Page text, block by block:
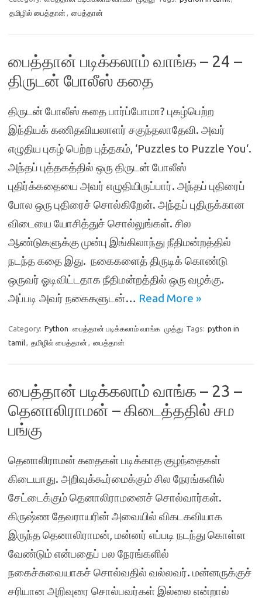
தமிழில் பைத்தான் , பைத்தான்
பைத்தான் படிக்கலாம் வாங்க – 24 –
திருடன் போலீஸ் கதை
திருடன் போலீஸ் கதை பார்ப்போமா? புகழ்பெற்ற
இந்தியக் கணிதவியலாளர் சகுந்தலாதேவி. அவர்
எழுதிய புகழ் பெற்ற புத்தகம், ‘Puzzles to Puzzle You‘.
அந்தப் புத்தகத்தில் ஒரு திருடன் போலீஸ்
புதிர்க்கதையை அவர் எழுதியிருப்பார். அந்தப் புதிரைப்
போல ஒரு புதிரைச் சொல்கிறேன். அந்தப் புதிருக்கான
விடையை யோசித்துச் சொல்லுங்கள். சில
ஆண்டுகளுக்கு முன்பு இங்கிலாந்து நீதிமன்றத்தில்
நடந்த கதை இது. நகைகளைத் திருடிக் கொண்டு
ஒருவர் ஓடிவிட்டதாக நீதிமன்றத்தில் ஒரு வழக்கு.
அப்படி அவர் நகைகளுடன்… Read More »
Category: Python பைத்தான் படிக்கலாம் வாங்க முத்து Tags: python in
tamil, தமிழில் பைத்தான் , பைத்தான்
பைத்தான் படிக்கலாம் வாங்க – 23 –
தெனாலிராமன் – கிடைத்ததில் சம
பங்கு
தெனாலிராமன் கதைகள் படிக்காத குழந்தைகள்
கிடையாது. அறிவுக்கூர்மைக்கும் சில நேரங்களில்
சேட்டைக்கும் தெனாலிராமனைச் சொல்வார்கள்.
கிருஷ்ண தேவராயரின் அவையில் விகடகவியாக
இருந்த தெனாலிராமன், மன்னர் எப்படி நடந்து கொள்ள
வேண்டும் என்பதைப் பல நேரங்களில்
நகைச்சுவையாகச் சொல்வதில் வல்லவர். மன்னருக்குச்
சரியான அறிவுரை சொல்பவர்கள் இல்லை என்றால்